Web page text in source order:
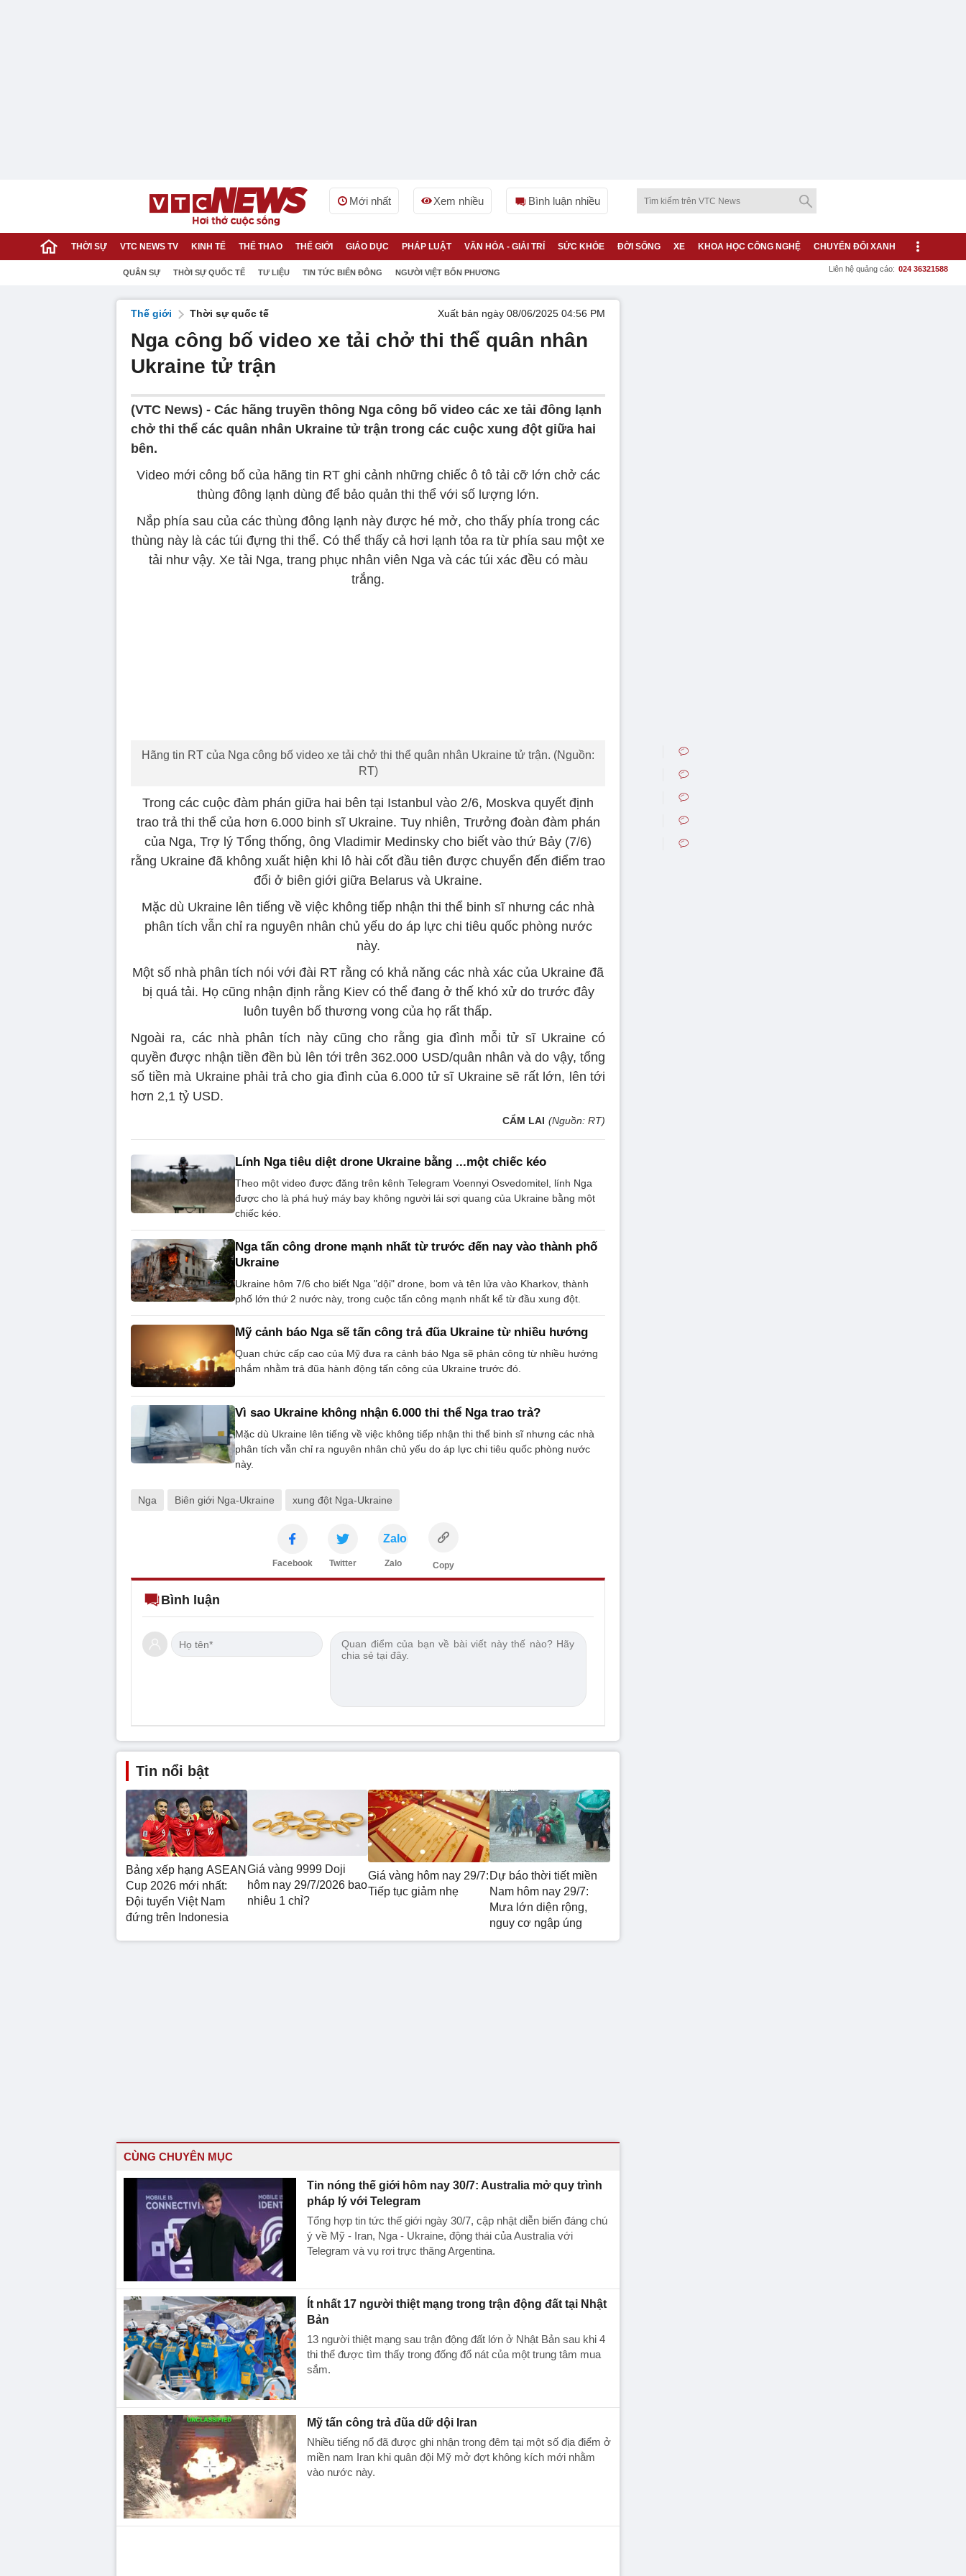
Mới nhất Xem nhiều Bình luận nhiều
THỜI SỰ VTC NEWS TV KINH TẾ THỂ THAO THẾ GIỚI GIÁO DỤC PHÁP LUẬT VĂN HÓA - GIẢI TRÍ SỨC KHỎE ĐỜI SỐNG XE KHOA HỌC CÔNG NGHỆ CHUYỂN ĐỔI XANH
QUÂN SỰ THỜI SỰ QUỐC TẾ TƯ LIỆU TIN TỨC BIỂN ĐÔNG NGƯỜI VIỆT BỐN PHƯƠNG Liên hệ quảng cáo: 024 36321588
Thế giới Thời sự quốc tế Xuất bản ngày 08/06/2025 04:56 PM
Nga công bố video xe tải chở thi thể quân nhân
Ukraine tử trận
(VTC News) - Các hãng truyền thông Nga công bố video các xe tải đông lạnh
chở thi thể các quân nhân Ukraine tử trận trong các cuộc xung đột giữa hai
bên.
Video mới công bố của hãng tin RT ghi cảnh những chiếc ô tô tải cỡ lớn chở các
thùng đông lạnh dùng để bảo quản thi thể với số lượng lớn.
Nắp phía sau của các thùng đông lạnh này được hé mở, cho thấy phía trong các
thùng này là các túi đựng thi thể. Có thể thấy cả hơi lạnh tỏa ra từ phía sau một xe
tải như vậy. Xe tải Nga, trang phục nhân viên Nga và các túi xác đều có màu
trắng.
Hãng tin RT của Nga công bố video xe tải chở thi thể quân nhân Ukraine tử trận. (Nguồn:
RT)
Trong các cuộc đàm phán giữa hai bên tại Istanbul vào 2/6, Moskva quyết định
trao trả thi thể của hơn 6.000 binh sĩ Ukraine. Tuy nhiên, Trưởng đoàn đàm phán
của Nga, Trợ lý Tổng thống, ông Vladimir Medinsky cho biết vào thứ Bảy (7/6)
rằng Ukraine đã không xuất hiện khi lô hài cốt đầu tiên được chuyển đến điểm trao
đổi ở biên giới giữa Belarus và Ukraine.
Mặc dù Ukraine lên tiếng về việc không tiếp nhận thi thể binh sĩ nhưng các nhà
phân tích vẫn chỉ ra nguyên nhân chủ yếu do áp lực chi tiêu quốc phòng nước
này.
Một số nhà phân tích nói với đài RT rằng có khả năng các nhà xác của Ukraine đã
bị quá tải. Họ cũng nhận định rằng Kiev có thể đang ở thế khó xử do trước đây
luôn tuyên bố thương vong của họ rất thấp.
Ngoài ra, các nhà phân tích này cũng cho rằng gia đình mỗi tử sĩ Ukraine có
quyền được nhận tiền đền bù lên tới trên 362.000 USD/quân nhân và do vậy, tổng
số tiền mà Ukraine phải trả cho gia đình của 6.000 tử sĩ Ukraine sẽ rất lớn, lên tới
hơn 2,1 tỷ USD.
CẨM LAI (Nguồn: RT)
Lính Nga tiêu diệt drone Ukraine bằng ...một chiếc kéo
Theo một video được đăng trên kênh Telegram Voennyi Osvedomitel, lính Nga
được cho là phá huỷ máy bay không người lái sợi quang của Ukraine bằng một
chiếc kéo.
Nga tấn công drone mạnh nhất từ trước đến nay vào thành phố
Ukraine
Ukraine hôm 7/6 cho biết Nga "dội" drone, bom và tên lửa vào Kharkov, thành
phố lớn thứ 2 nước này, trong cuộc tấn công mạnh nhất kể từ đầu xung đột.
Mỹ cảnh báo Nga sẽ tấn công trả đũa Ukraine từ nhiều hướng
Quan chức cấp cao của Mỹ đưa ra cảnh báo Nga sẽ phản công từ nhiều hướng
nhắm nhằm trả đũa hành động tấn công của Ukraine trước đó.
Vì sao Ukraine không nhận 6.000 thi thể Nga trao trả?
Mặc dù Ukraine lên tiếng về việc không tiếp nhận thi thể binh sĩ nhưng các nhà
phân tích vẫn chỉ ra nguyên nhân chủ yếu do áp lực chi tiêu quốc phòng nước
này.
Nga Biên giới Nga-Ukraine xung đột Nga-Ukraine
Facebook Twitter
Zalo
Zalo Copy
Bình luận
Tin nổi bật
Bảng xếp hạng ASEAN
Cup 2026 mới nhất:
Đội tuyển Việt Nam
đứng trên Indonesia
Giá vàng 9999 Doji
hôm nay 29/7/2026 bao
nhiêu 1 chỉ?
Giá vàng hôm nay 29/7:
Tiếp tục giảm nhẹ
Dự báo thời tiết miền
Nam hôm nay 29/7:
Mưa lớn diện rộng,
nguy cơ ngập úng
CÙNG CHUYÊN MỤC
Tin nóng thế giới hôm nay 30/7: Australia mở quy trình
pháp lý với Telegram
Tổng hợp tin tức thế giới ngày 30/7, cập nhật diễn biến đáng chú
ý về Mỹ - Iran, Nga - Ukraine, động thái của Australia với
Telegram và vụ rơi trực thăng Argentina.
Ít nhất 17 người thiệt mạng trong trận động đất tại Nhật
Bản
13 người thiệt mạng sau trận động đất lớn ở Nhật Bản sau khi 4
thi thể được tìm thấy trong đống đổ nát của một trung tâm mua
sắm.
Mỹ tấn công trả đũa dữ dội Iran
Nhiều tiếng nổ đã được ghi nhận trong đêm tại một số địa điểm ở
miền nam Iran khi quân đội Mỹ mở đợt không kích mới nhằm
vào nước này.